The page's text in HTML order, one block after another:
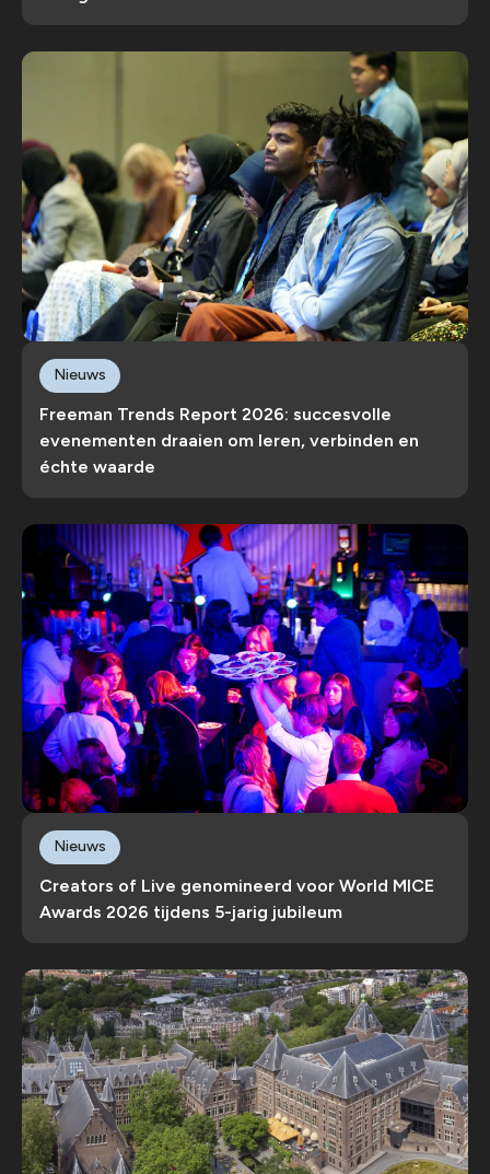
Freeman Trends Report 2026: succesvolle
evenementen draaien om leren, verbinden en
échte waarde
Nieuws
Creators of Live genomineerd voor World MICE
Awards 2026 tijdens 5-jarig jubileum
Nieuws